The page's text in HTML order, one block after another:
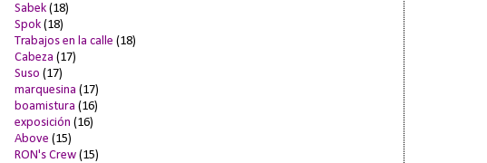
Sabek (18)
Spok (18)
Trabajos en la calle (18)
Cabeza (17)
Suso (17)
marquesina (17)
boamistura (16)
exposición (16)
Above (15)
RON's Crew (15)